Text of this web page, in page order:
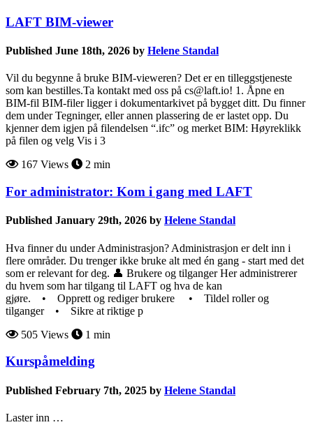
LAFT BIM-viewer
Published June 18th, 2026 by Helene Standal
Vil du begynne å bruke BIM-vieweren? Det er en tilleggstjeneste
som kan bestilles.Ta kontakt med oss på cs@laft.io! 1. Åpne en
BIM-fil BIM-filer ligger i dokumentarkivet på bygget ditt. Du finner
dem under Tegninger, eller annen plassering de er lastet opp. Du
kjenner dem igjen på filendelsen “.ifc” og merket BIM: Høyreklikk
på filen og velg Vis i 3
167 Views
2 min
For administrator: Kom i gang med LAFT
Published January 29th, 2026 by Helene Standal
Hva finner du under Administrasjon? Administrasjon er delt inn i
flere områder. Du trenger ikke bruke alt med én gang - start med det
som er relevant for deg. 👤 Brukere og tilganger Her administrerer
du hvem som har tilgang til LAFT og hva de kan
gjøre. • Opprett og rediger brukere • Tildel roller og
tilganger • Sikre at riktige p
505 Views
1 min
Kurspåmelding
Published February 7th, 2025 by Helene Standal
Laster inn …